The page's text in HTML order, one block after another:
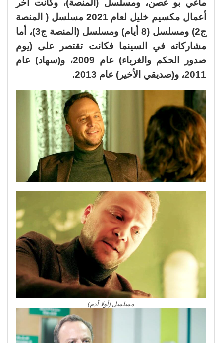
ماغي بو غصن، ومسلسل (المنصة)، وكانت آخر
أعمال مكسيم خليل لعام 2021 مسلسل ( المنصة
ج2) ومسلسل (8 أيام) ومسلسل (المنصة ج3)، أما
مشاركاته في السينما فكانت تقتصر على (يوم
صدور الحكم والغرباء) عام 2009، و(سهاد) عام
2011، و(صديقي الأخير) عام 2013.
مسلسل (أولا آدم)